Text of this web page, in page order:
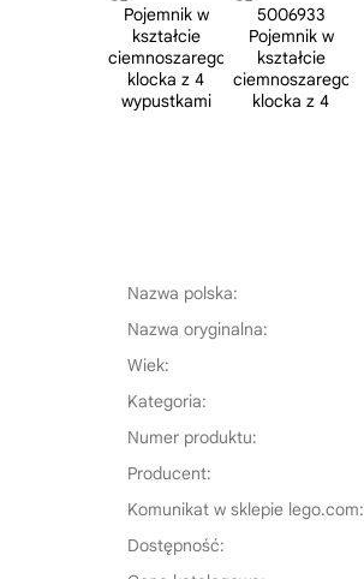
Nazwa polska:
Nazwa oryginalna:
Wiek:
Kategoria:
Numer produktu:
Producent:
Komunikat w sklepie lego.com:
Dostępność: